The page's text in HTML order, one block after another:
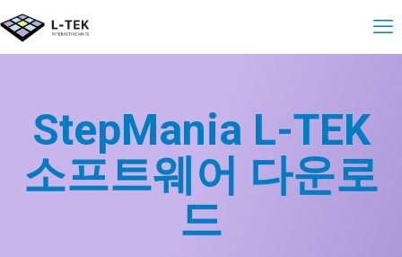
StepMania L-TEK
소프트웨어 다운로
드